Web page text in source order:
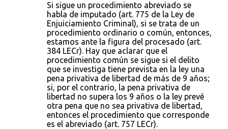
Si sigue un procedimiento abreviado se
habla de imputado (art. 775 de la Ley de
Enjuiciamiento Criminal), si se trata de un
procedimiento ordinario o común, entonces,
estamos ante la figura del procesado (art.
384 LECr). Hay que aclarar que el
procedimiento común se sigue si el delito
que se investiga tiene prevista en la ley una
pena privativa de libertad de más de 9 años;
si, por el contrario, la pena privativa de
libertad no supera los 9 años o la ley prevé
otra pena que no sea privativa de libertad,
entonces el procedimiento que corresponde
es el abreviado (art. 757 LECr).